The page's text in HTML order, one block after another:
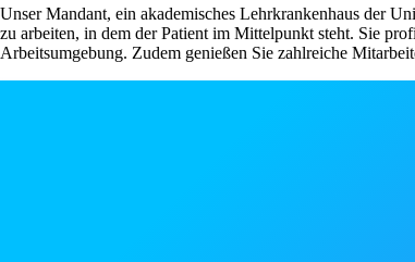
Unser Mandant, ein akademisches Lehrkrankenhaus der
zu arbeiten, in dem der Patient im Mittelpunkt steht. Sie
Arbeitsumgebung. Zudem genießen Sie zahlreiche